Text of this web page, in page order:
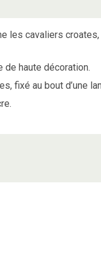
les cavaliers
de haute décoration.
fixé au bout d’une